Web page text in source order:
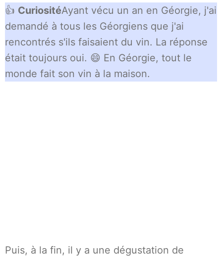
👍 CuriositéAyant vécu un an en Géorgie, j'ai
demandé à tous les Géorgiens que j'ai
rencontrés s'ils faisaient du vin. La réponse
était toujours oui. 😄 En Géorgie, tout le
monde fait son vin à la maison.
Puis, à la fin, il y a une dégustation de